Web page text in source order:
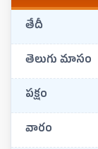
తేదీ
తెలుగు మాసం
పక్షం
వారం